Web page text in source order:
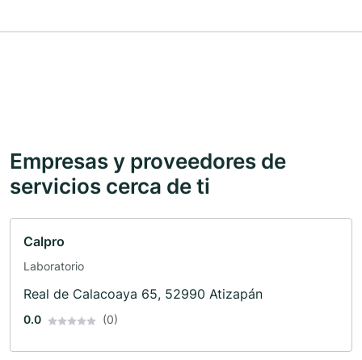
Empresas y proveedores de
servicios cerca de ti
Calpro
Laboratorio
Real de Calacoaya 65, 52990 Atizapán
0.0 (0)